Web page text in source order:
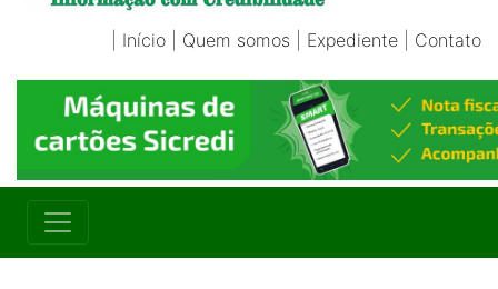
Início Quem somos Expediente Contato